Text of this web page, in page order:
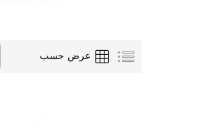
عرض حسب الشبكةقائمة